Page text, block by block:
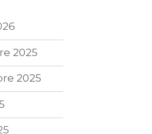
2025
2025